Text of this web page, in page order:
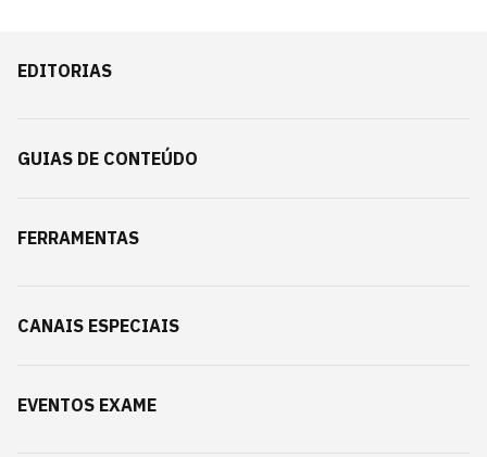
EDITORIAS
GUIAS DE CONTEÚDO
FERRAMENTAS
CANAIS ESPECIAIS
EVENTOS EXAME